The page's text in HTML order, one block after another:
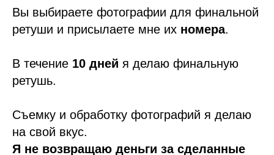
Вы выбираете фотографии для финальной
ретуши и присылаете мне их номера.
В течение 10 дней я делаю финальную
ретушь.
Съемку и обработку фотографий я делаю
на свой вкус.
Я не возвращаю деньги за сделанные